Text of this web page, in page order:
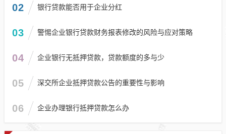
02 银行贷款能否用于企业分红
03 警惕企业银行贷款财务报表修改的风险与应对策略
04 企业银行无抵押贷款，贷款额度的多与少
05 深交所企业抵押贷款公告的重要性与影响
06 企业办理银行抵押贷款怎么办